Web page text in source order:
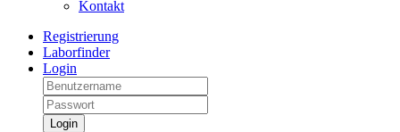
Kontakt
Registrierung
Laborfinder
Login
Login